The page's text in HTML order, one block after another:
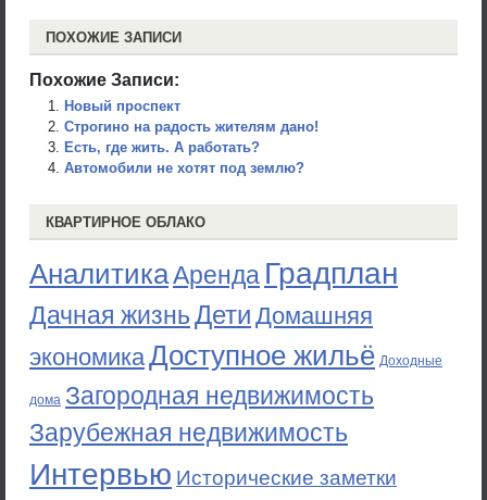
ПОХОЖИЕ ЗАПИСИ
Похожие Записи:
Новый проспект
Строгино на радость жителям дано!
Есть, где жить. А работать?
Автомобили не хотят под землю?
КВАРТИРНОЕ ОБЛАКО
АналитикаАренда Градплан
Дачная жизньДети Домашняя
экономикаДоступное жильё Доходные
дома Загородная недвижимость
Зарубежная недвижимость
Интервью Исторические заметки